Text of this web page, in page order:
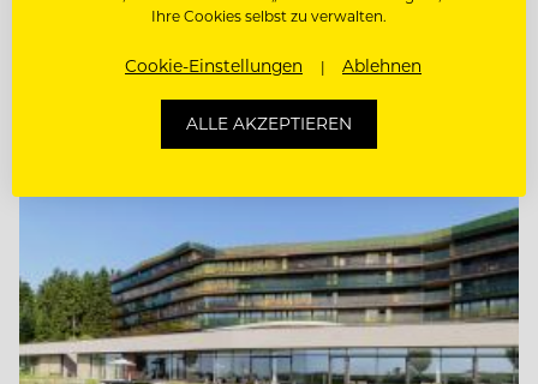
RESTAURANTLEITUNG (M/W/D)
SOUS CHEF GOURMET (M/W/D)
Entdecke alle Jobs
Ihre Cookies selbst zu verwalten.
Cookie-Einstellungen Ablehnen
ALLE AKZEPTIEREN